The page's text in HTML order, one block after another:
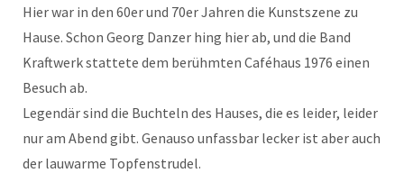
Hier war in den 60er und 70er Jahren die Kunstszene zu
Hause. Schon Georg Danzer hing hier ab, und die Band
Kraftwerk stattete dem berühmten Caféhaus 1976 einen
Besuch ab.
Legendär sind die Buchteln des Hauses, die es leider, leider
nur am Abend gibt. Genauso unfassbar lecker ist aber auch
der lauwarme Topfenstrudel.